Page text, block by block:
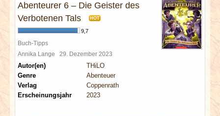
Abenteurer 6 – Die Geister des
Verbotenen Tals
HOT
9,7
Buch-Tipps
Annika Lange 29. Dezember 2023
Autor(en)
THiLO
Genre
Abenteuer
Verlag
Coppenrath
Erscheinungsjahr
2023